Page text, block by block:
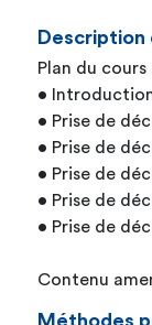
Description
Plan du cours
•
• Prise de
• Prise de
• Prise de
• Prise de
• Prise de
Contenu
Méthodes